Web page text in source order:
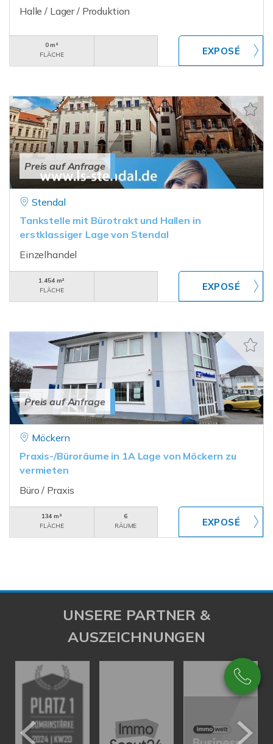
Halle / Lager / Produktion
0 m²
FLÄCHE
Preis auf Anfrage
Stendal
Tankstelle mit Bürotrakt und Hallen in
erstklassiger Lage von Stendal
Einzelhandel
1.454 m²
FLÄCHE
Preis auf Anfrage
Möckern
Praxis-/Büroräume in 1A Lage von Möckern zu
vermieten
Büro / Praxis
134 m²
FLÄCHE
6
RÄUME
UNSERE PARTNER &
AUSZEICHNUNGEN